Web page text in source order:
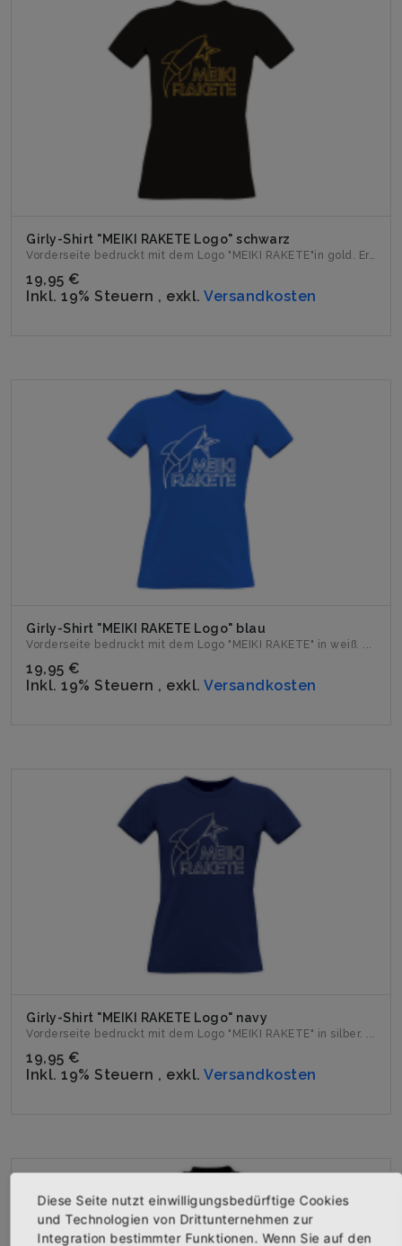
Girly-Shirt "MEIKI RAKETE Logo" schwarz
Vorderseite bedruckt mit dem Logo "MEIKI RAKETE"in gold. Er...
19,95 €
Inkl. 19% Steuern , exkl. Versandkosten
Girly-Shirt "MEIKI RAKETE Logo" blau
Vorderseite bedruckt mit dem Logo "MEIKI RAKETE" in weiß. ...
19,95 €
Inkl. 19% Steuern , exkl. Versandkosten
Girly-Shirt "MEIKI RAKETE Logo" navy
Vorderseite bedruckt mit dem Logo "MEIKI RAKETE" in silber. ...
19,95 €
Inkl. 19% Steuern , exkl. Versandkosten
Diese Seite nutzt einwilligungsbedürftige Cookies
und Technologien von Drittunternehmen zur
Integration bestimmter Funktionen. Wenn Sie auf den